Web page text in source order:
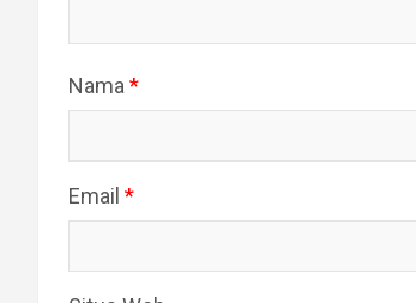
Nama*
Email *